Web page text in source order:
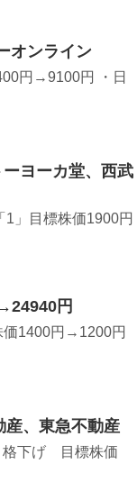
オンライン
円→9100円 ・日
ヨーカ堂、西武
」目標株価1900円
円
価1400円→1200円
産、東急不動産
格下げ 目標株価